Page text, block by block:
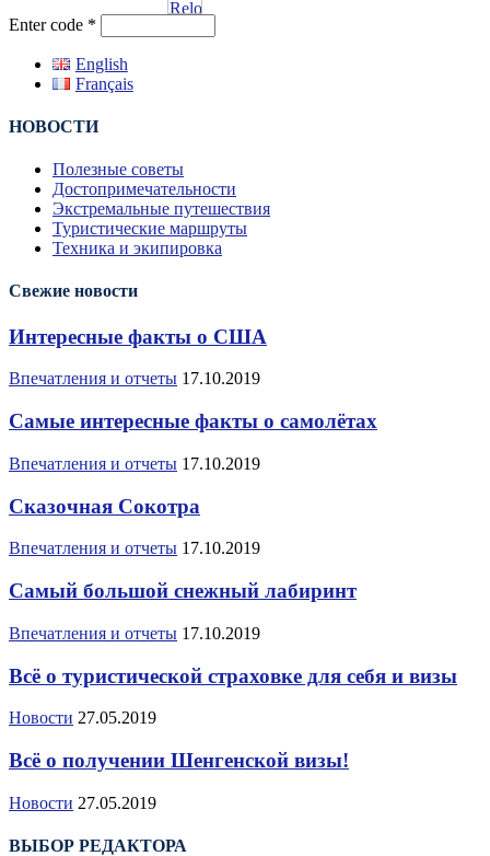
Enter code *
English
Français
НОВОСТИ
Полезные советы
Достопримечательности
Экстремальные путешествия
Туристические маршруты
Техника и экипировка
Свежие новости
Интересные факты о США
Впечатления и отчеты 17.10.2019
Самые интересные факты о самолётах
Впечатления и отчеты 17.10.2019
Сказочная Сокотра
Впечатления и отчеты 17.10.2019
Самый большой снежный лабиринт
Впечатления и отчеты 17.10.2019
Всё о туристической страховке для себя и визы
Новости 27.05.2019
Всё о получении Шенгенской визы!
Новости 27.05.2019
ВЫБОР РЕДАКТОРА